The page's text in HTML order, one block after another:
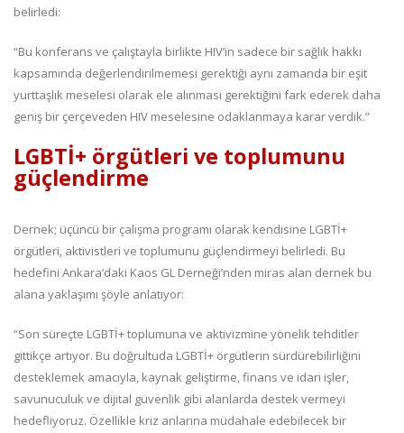
belirledi:
“Bu konferans ve çalıştayla birlikte HIV’in sadece bir sağlık hakkı
kapsamında değerlendirilmemesi gerektiği aynı zamanda bir eşit
yurttaşlık meselesi olarak ele alınması gerektiğini fark ederek daha
geniş bir çerçeveden HIV meselesine odaklanmaya karar verdik.”
LGBTİ+ örgütleri ve toplumunu
güçlendirme
Dernek; üçüncü bir çalışma programı olarak kendisine LGBTİ+
örgütleri, aktivistleri ve toplumunu güçlendirmeyi belirledi. Bu
hedefini Ankara’daki Kaos GL Derneği’nden miras alan dernek bu
alana yaklaşımı şöyle anlatıyor:
“Son süreçte LGBTİ+ toplumuna ve aktivizmine yönelik tehditler
gittikçe artıyor. Bu doğrultuda LGBTİ+ örgütlerin sürdürebilirliğini
desteklemek amacıyla, kaynak geliştirme, finans ve idari işler,
savunuculuk ve dijital güvenlik gibi alanlarda destek vermeyi
hedefliyoruz. Özellikle kriz anlarına müdahale edebilecek bir